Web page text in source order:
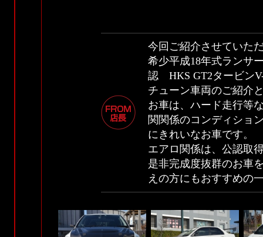
今回ご紹介させていた
希少平成18年式ランサ
認 HKS GT2タービン
チューン車両のご紹介
お車は、ハード走行等
関関係のコンディショ
にきれいなお車です。
エアロ関係は、公認取
是非完成度抜群のお車
えの方にもおすすめの